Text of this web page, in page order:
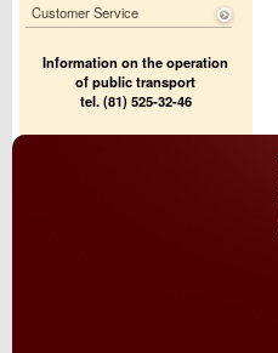
Customer Service
Information on the operation
of public transport
tel. (81) 525-32-46